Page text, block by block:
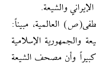
والشيعة.
العالمية، مبيناً:
والجمهورية الإسلامية
كبيراً وأن مصحف الشيعة